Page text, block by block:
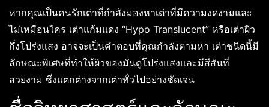
หากคุณเป็นคนรักเต่าที่กำลังมองหาเต่าที่มีความงดงามและ
ไม่เหมือนใคร เต่าแก้มแดง “Hypo Translucent” หรือเต่าผิว
กึ่งโปร่งแสง อาจจะเป็นคำตอบที่คุณกำลังตามหา เต่าชนิดนี้มี
ลักษณะพิเศษที่ทำให้ผิวของมันดูโปร่งแสงและมีสีสันที่
สวยงาม ซึ่งแตกต่างจากเต่าทั่วไปอย่างชัดเจน